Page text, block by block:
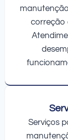
correção
Serviços